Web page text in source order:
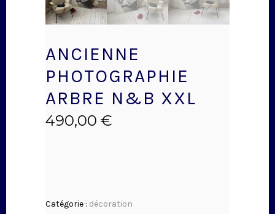
ANCIENNE
PHOTOGRAPHIE
ARBRE N&B XXL
490,00 €
Catégorie : décoration